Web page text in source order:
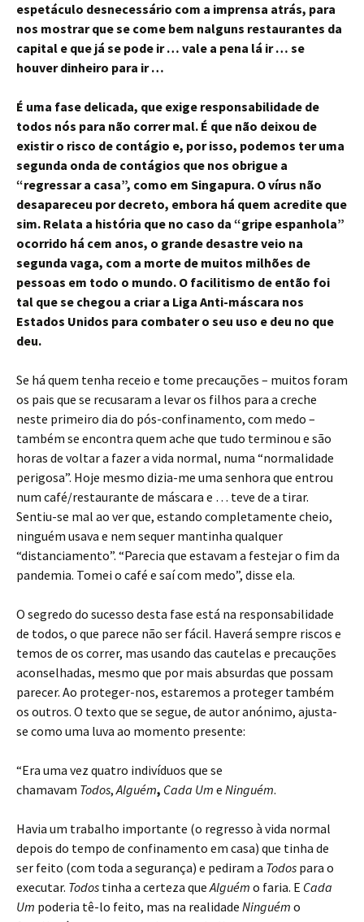
espetáculo desnecessário com a imprensa atrás, para
nos mostrar que se come bem nalguns restaurantes da
capital e que já se pode ir … vale a pena lá ir … se
houver dinheiro para ir …
É uma fase delicada, que exige responsabilidade de
todos nós para não correr mal. É que não deixou de
existir o risco de contágio e, por isso, podemos ter uma
segunda onda de contágios que nos obrigue a
“regressar a casa”, como em Singapura. O vírus não
desapareceu por decreto, embora há quem acredite que
sim. Relata a história que no caso da “gripe espanhola”
ocorrido há cem anos, o grande desastre veio na
segunda vaga, com a morte de muitos milhões de
pessoas em todo o mundo. O facilitismo de então foi
tal que se chegou a criar a Liga Anti-máscara nos
Estados Unidos para combater o seu uso e deu no que
deu.
Se há quem tenha receio e tome precauções – muitos foram
os pais que se recusaram a levar os filhos para a creche
neste primeiro dia do pós-confinamento, com medo –
também se encontra quem ache que tudo terminou e são
horas de voltar a fazer a vida normal, numa “normalidade
perigosa”. Hoje mesmo dizia-me uma senhora que entrou
num café/restaurante de máscara e … teve de a tirar.
Sentiu-se mal ao ver que, estando completamente cheio,
ninguém usava e nem sequer mantinha qualquer
“distanciamento”. “Parecia que estavam a festejar o fim da
pandemia. Tomei o café e saí com medo”, disse ela.
O segredo do sucesso desta fase está na responsabilidade
de todos, o que parece não ser fácil. Haverá sempre riscos e
temos de os correr, mas usando das cautelas e precauções
aconselhadas, mesmo que por mais absurdas que possam
parecer. Ao proteger-nos, estaremos a proteger também
os outros. O texto que se segue, de autor anónimo, ajusta-
se como uma luva ao momento presente:
“Era uma vez quatro indivíduos que se
chamavam Todos,Alguém, Cada Um e Ninguém.
Havia um trabalho importante (o regresso à vida normal
depois do tempo de confinamento em casa) que tinha de
ser feito (com toda a segurança) e pediram a Todos para o
executar. Todos tinha a certeza queAlguém o faria. E Cada
Um poderia tê-lo feito, mas na realidade Ninguém o